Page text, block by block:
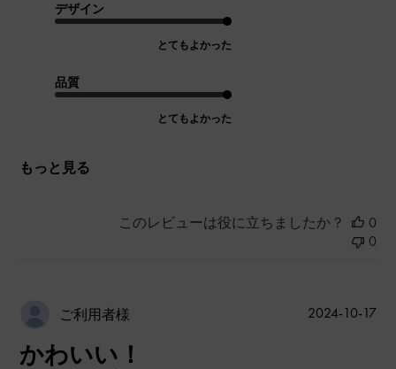
デザイン
とてもよかった
品質
とてもよかった
もっと見る
このレビューは役に立ちましたか？
0
0
ご利用者様
かわいい！
公
2024-10-17